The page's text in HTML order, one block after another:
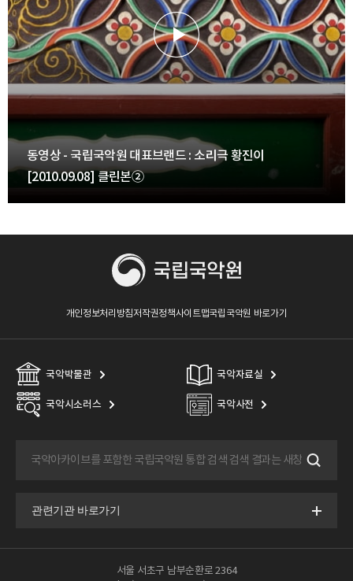
동영상 - 국립국악원 대표브랜드 : 소리극 황진이
[2010.09.08] 클린본②
개인정보처리방침저작권정책사이트맵국립국악원 바로가기
국악박물관 국악자료실
국악시소러스 국악사전
서울 서초구 남부순환로 2364